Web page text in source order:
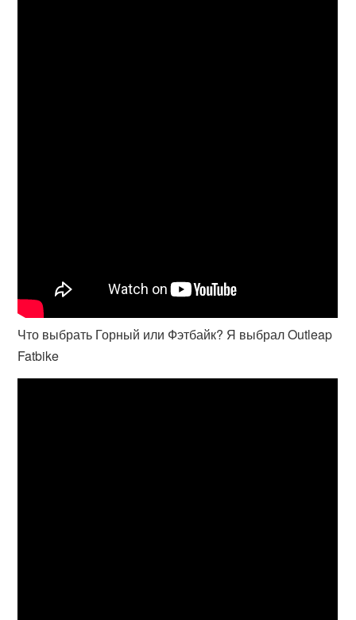
Что выбрать Горный или Фэтбайк? Я выбрал Outleap
Fatbike